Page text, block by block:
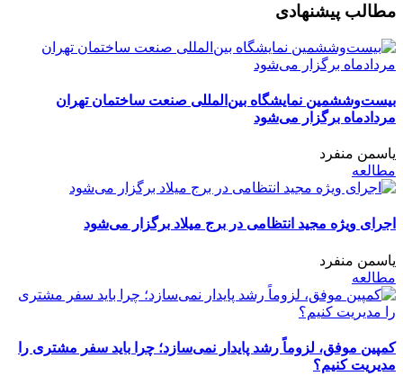
مطالب پیشنهادی
بیست‌وششمین نمایشگاه بین‌المللی صنعت ساختمان تهران
مردادماه برگزار می‌شود
یاسمن منفرد
مطالعه
اجرای ویژه مجید انتظامی در برج میلاد برگزار می‌شود
یاسمن منفرد
مطالعه
کمپین موفق، لزوماً رشد پایدار نمی‌سازد؛ چرا باید سفر مشتری را
مدیریت کنیم؟